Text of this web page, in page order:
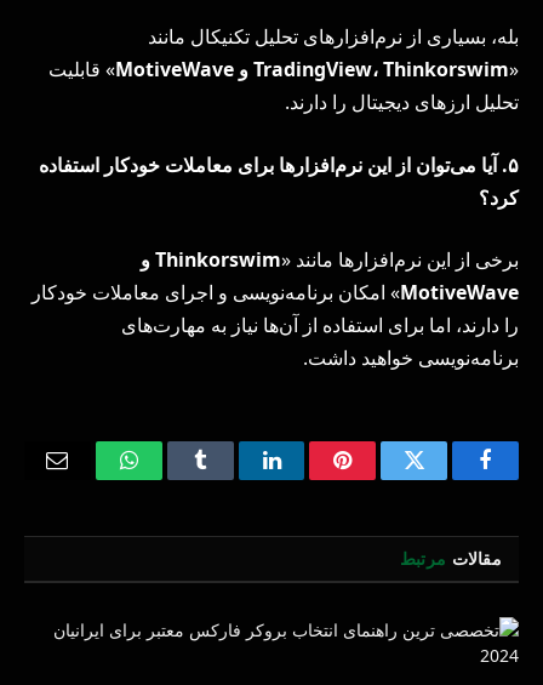
بله، بسیاری از نرم‌افزارهای تحلیل تکنیکال مانند
«
TradingView،Thinkorswim و MotiveWave» قابلیت
تحلیل ارزهای دیجیتال را دارند.
۵. آیا می‌توان از این نرم‌افزارها برای معاملات خودکار استفاده
کرد؟
برخی از این نرم‌افزارها مانند «Thinkorswimو
MotiveWave» امکان برنامه‌نویسی و اجرای معاملات خودکار
را دارند، اما برای استفاده از آن‌ها نیاز به مهارت‌های
برنامه‌نویسی خواهید داشت.
Facebook
Twitter
Pinterest
LinkedIn
Tumblr
WhatsApp
مقالات مرتبط